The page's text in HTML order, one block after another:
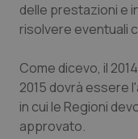
Puglia
Sardegna
Sicilia
Malattie rare
Malattia di
delle prestazioni e
risolvere eventuali
Come dicevo, il
2015 dovrà essere
in cui le Regioni
approvato.